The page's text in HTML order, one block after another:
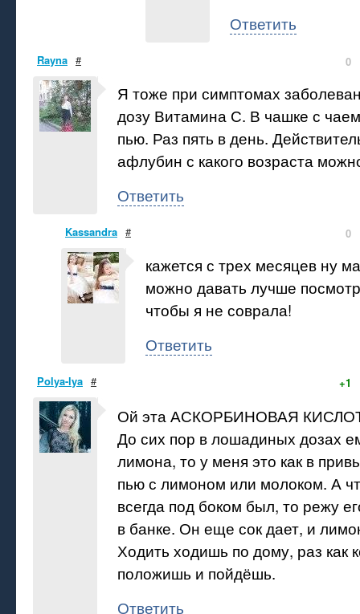
Ответить
Rayna # 0
Я тоже при симптомах
дозу Витамина С. В чашке с
пью. Раз пять в день.
афлубин с какого возраста
Ответить
Kassandra # 0
кажется с трех месяцев ну
можно давать лучше
чтобы я не соврала!
Ответить
Polya-lya # +1
Ой эта АСКОРБИНОВАЯ
До сих пор в лошадиных дозах
лимона, то у меня это как в
пью с лимоном или молоком. А
всегда под боком был, то режу
в банке. Он еще сок дает, и
Ходить ходишь по дому, раз как
положишь и пойдёшь.
Ответить